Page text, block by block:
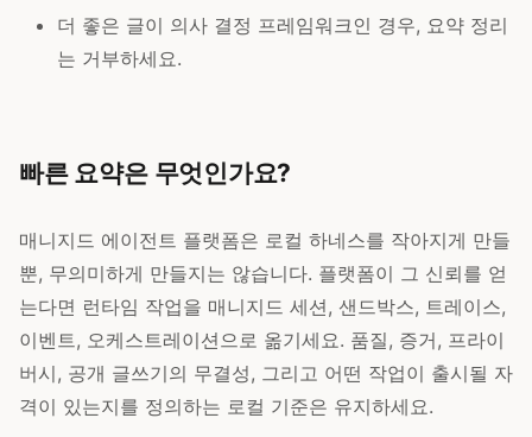
더 좋은 글이 의사 결정 프레임워크인 경우, 요약 정리
는 거부하세요.
빠른 요약은 무엇인가요?
매니지드 에이전트 플랫폼은 로컬 하네스를 작아지게 만들
뿐, 무의미하게 만들지는 않습니다. 플랫폼이 그 신뢰를 얻
는다면 런타임 작업을 매니지드 세션, 샌드박스, 트레이스,
이벤트, 오케스트레이션으로 옮기세요. 품질, 증거, 프라이
버시, 공개 글쓰기의 무결성, 그리고 어떤 작업이 출시될 자
격이 있는지를 정의하는 로컬 기준은 유지하세요.